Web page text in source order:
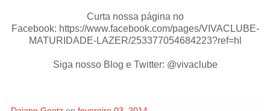
Curta nossa página no
Facebook: https://www.facebook.com/pages/VIVACLUBE-
MATURIDADE-LAZER/253377054684223?ref=hl
Siga nosso Blog e Twitter: @vivaclube